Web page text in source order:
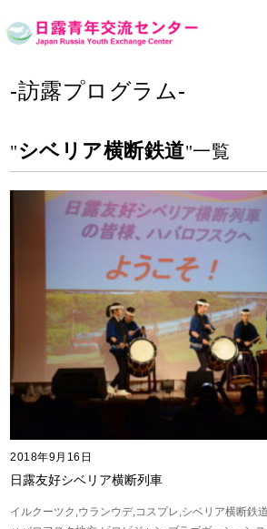
-訪露プログラム-
"シベリア横断鉄道"一覧
2018年9月16日
日露友好シベリア横断列車
イルクーツク ウランウデ コスプレ シベリア横断鉄道